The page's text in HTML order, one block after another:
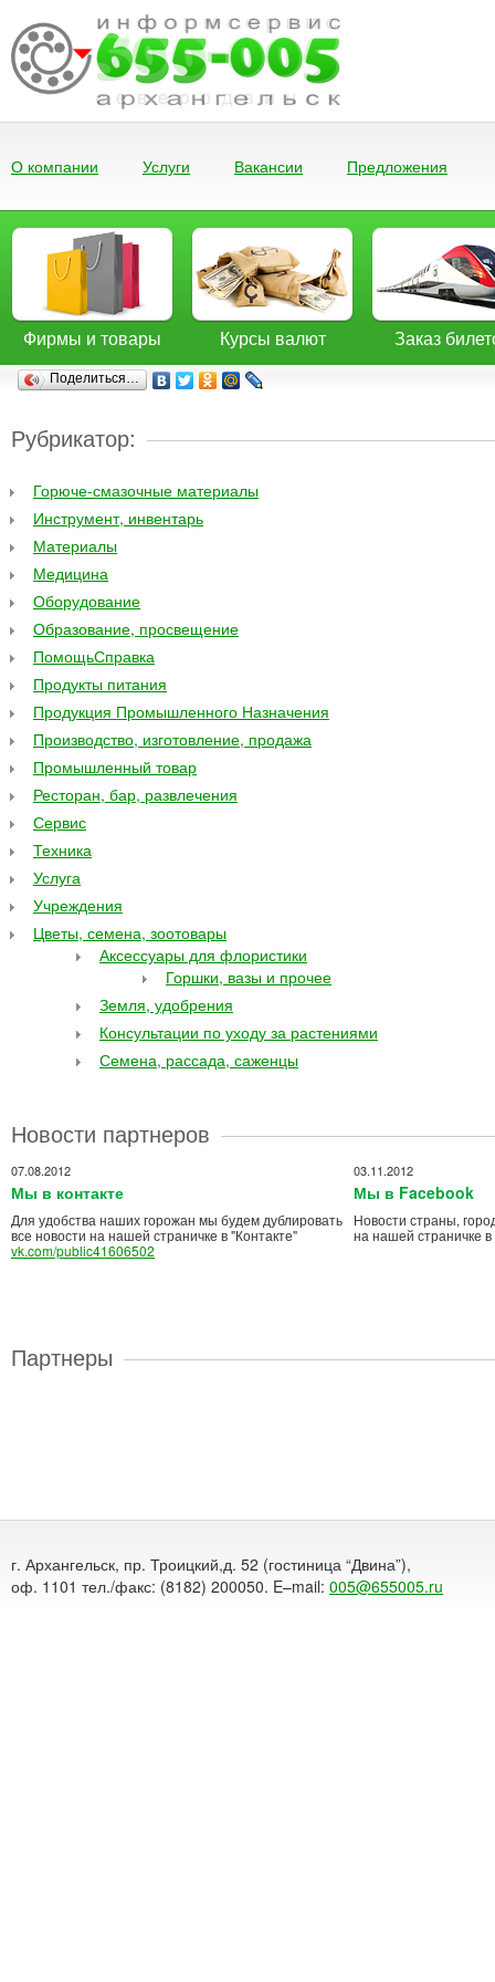
О компании Услуги Вакансии Предложения
Фирмы и товары Курсы валют Заказ
Поделиться…
Рубрикатор:
Горюче-смазочные материалы
Инструмент, инвентарь
Материалы
Медицина
Оборудование
Образование, просвещение
ПомощьСправка
Продукты питания
Продукция Промышленного Назначения
Производство, изготовление, продажа
Промышленный товар
Ресторан, бар, развлечения
Сервис
Техника
Услуга
Учреждения
Цветы, семена, зоотовары
Аксессуары для флористики
Горшки, вазы и прочее
Земля, удобрения
Консультации по уходу за растениями
Семена, рассада, саженцы
Новости партнеров
07.08.2012
Мы в контакте
Для удобства наших горожан мы будем дублировать
все новости на нашей страничке в "Контакте"
vk.com/public41606502
03.11.2012
Мы в Facebook
Новости страны,
на нашей страничке в
Партнеры
г. Архангельск, пр. Троицкий,д. 52 (гостиница “Двина”),
оф. 1101 тел./факс: (8182) 200050. E–mail: 005@655005.ru